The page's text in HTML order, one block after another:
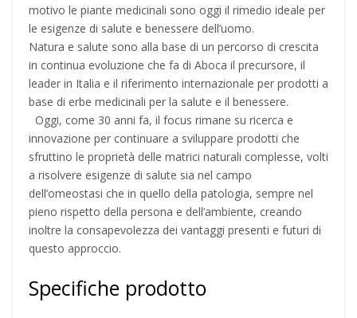
motivo le piante medicinali sono oggi il rimedio ideale per
le esigenze di salute e benessere dell’uomo.
Natura e salute sono alla base di un percorso di crescita
in continua evoluzione che fa di Aboca il precursore, il
leader in Italia e il riferimento internazionale per prodotti a
base di erbe medicinali per la salute e il benessere.
Oggi, come 30 anni fa, il focus rimane su ricerca e
innovazione per continuare a sviluppare prodotti che
sfruttino le proprietà delle matrici naturali complesse, volti
a risolvere esigenze di salute sia nel campo
dell’omeostasi che in quello della patologia, sempre nel
pieno rispetto della persona e dell’ambiente, creando
inoltre la consapevolezza dei vantaggi presenti e futuri di
questo approccio.
Specifiche prodotto